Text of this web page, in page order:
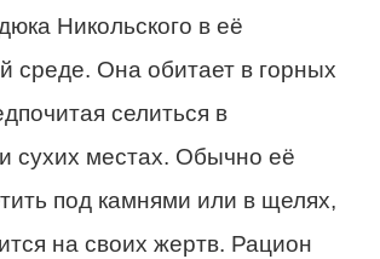
Никольского в её
среде. Она обитает в горных
селиться в
сухих местах. Обычно её
под камнями или в щелях,
на своих жертв. Рацион